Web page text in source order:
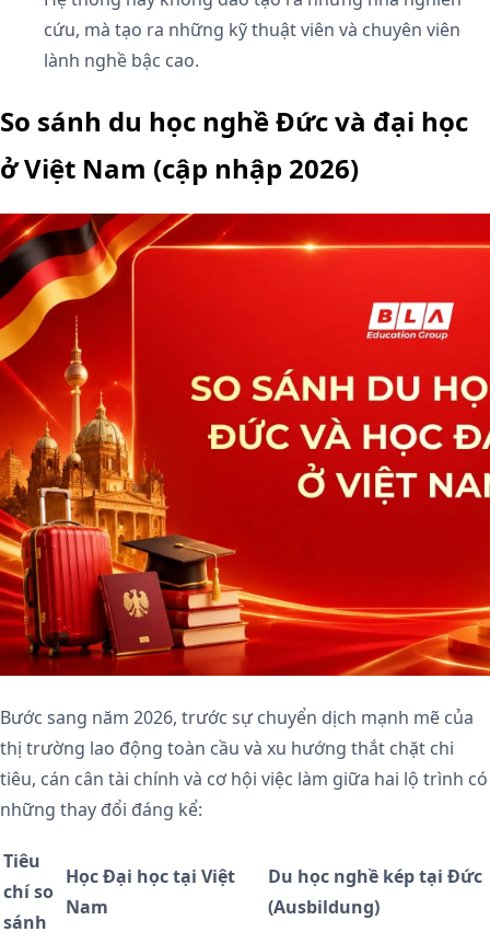
cứu, mà tạo ra những kỹ thuật viên và chuyên viên
lành nghề bậc cao.
So sánh du học nghề Đức và đại học
ở Việt Nam (cập nhập 2026)
Bước sang năm 2026, trước sự chuyển dịch mạnh mẽ của
thị trường lao động toàn cầu và xu hướng thắt chặt chi
tiêu, cán cân tài chính và cơ hội việc làm giữa hai lộ trình có
những thay đổi đáng kể:
Tiêu
chí so
sánh
Học Đại học tại Việt
Nam
Du học nghề kép tại Đức
(Ausbildung)